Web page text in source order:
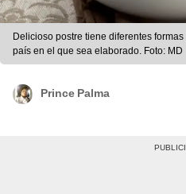
Delicioso postre tiene diferentes
país en el que sea elaborado. Foto: MD
Prince Palma